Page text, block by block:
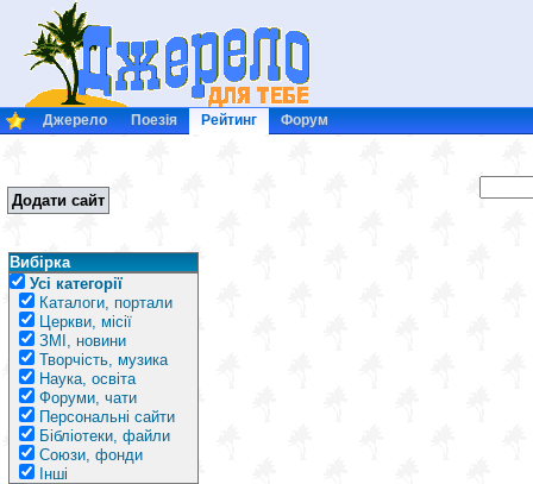
Джерело Поезія Рейтинг Форум
Додати сайт
Вибірка
Усі категорії
Каталоги, портали
Церкви, місії
ЗМІ, новини
Творчість, музика
Наука, освіта
Форуми, чати
Персональні сайти
Бібліотеки, файли
Союзи, фонди
Інші